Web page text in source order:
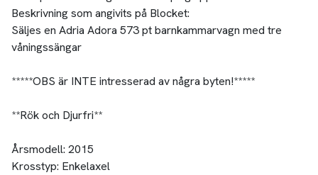
Beskrivning som angivits på Blocket:
Säljes en Adria Adora 573 pt barnkammarvagn med tre
våningssängar
*****OBS är INTE intresserad av några byten!*****
**Rök och Djurfri**
Årsmodell: 2015
Krosstyp: Enkelaxel